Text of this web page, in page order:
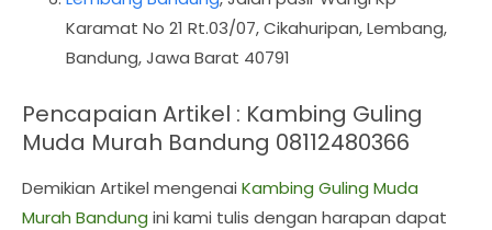
Karamat No 21 Rt.03/07, Cikahuripan, Lembang,
Bandung, Jawa Barat 40791
Pencapaian Artikel : Kambing Guling
Muda Murah Bandung 08112480366
Demikian Artikel mengenai Kambing Guling Muda
Murah Bandung ini kami tulis dengan harapan dapat